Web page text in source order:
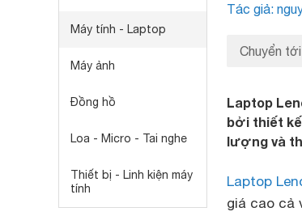
Máy tính - Laptop
Máy ảnh
Đồng hồ
Loa - Micro - Tai nghe
Thiết bị - Linh kiện máy
tính
Tác giả:
Chuyển
Laptop
bởi thiết
lượng và
Laptop
giá cao cả